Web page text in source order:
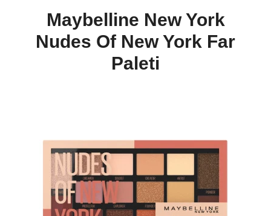
Maybelline New York
Nudes Of New York Far
Paleti